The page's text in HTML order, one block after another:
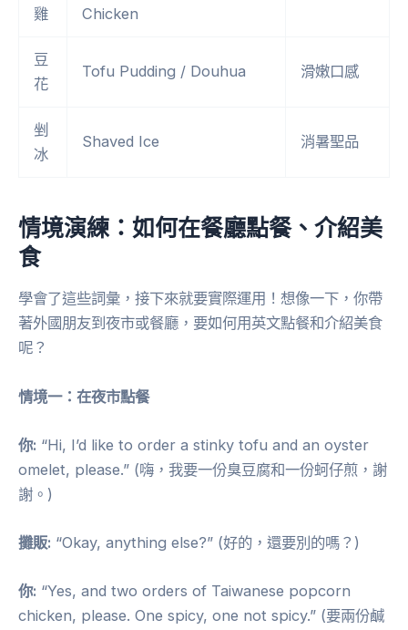
雞
Chicken
豆
花
Tofu Pudding / Douhua 滑嫩口感
剉
冰
Shaved Ice 消暑聖品
情境演練：如何在餐廳點餐、介紹美
食
學會了這些詞彙，接下來就要實際運用！想像一下，你帶
著外國朋友到夜市或餐廳，要如何用英文點餐和介紹美食
呢？
情境一：在夜市點餐
你: “Hi, I’d like to order a stinky tofu and an oyster
omelet, please.” (嗨，我要一份臭豆腐和一份蚵仔煎，謝
謝。)
攤販: “Okay, anything else?” (好的，還要別的嗎？)
你: “Yes, and two orders of Taiwanese popcorn
chicken, please. One spicy, one not spicy.” (要兩份鹹